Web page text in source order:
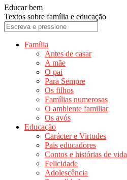
Educar bem
Textos sobre família e educação
Família
Antes de casar
A mãe
O pai
Para Sempre
Os filhos
Famílias numerosas
O ambiente familiar
Os avós
Educação
Carácter e Virtudes
Pais educadores
Contos e histórias de vida
Felicidade
Adolescência